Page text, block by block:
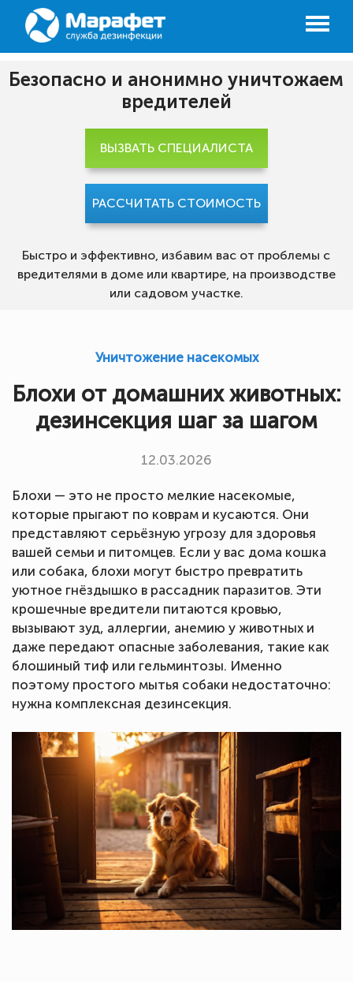
Безопасно и анонимно уничтожаем
вредителей
Быстро и эффективно, избавим вас от проблемы с
вредителями в доме или квартире, на производстве
или садовом участке.
ВЫЗВАТЬ СПЕЦИАЛИСТА
РАССЧИТАТЬ СТОИМОСТЬ
Уничтожение насекомых
Блохи от домашних животных:
дезинсекция шаг за шагом
12.03.2026
Блохи — это не просто мелкие насекомые,
которые прыгают по коврам и кусаются. Они
представляют серьёзную угрозу для здоровья
вашей семьи и питомцев. Если у вас дома кошка
или собака, блохи могут быстро превратить
уютное гнёздышко в рассадник паразитов. Эти
крошечные вредители питаются кровью,
вызывают зуд, аллергии, анемию у животных и
даже передают опасные заболевания, такие как
блошиный тиф или гельминтозы. Именно
поэтому простого мытья собаки недостаточно:
нужна комплексная дезинсекция.